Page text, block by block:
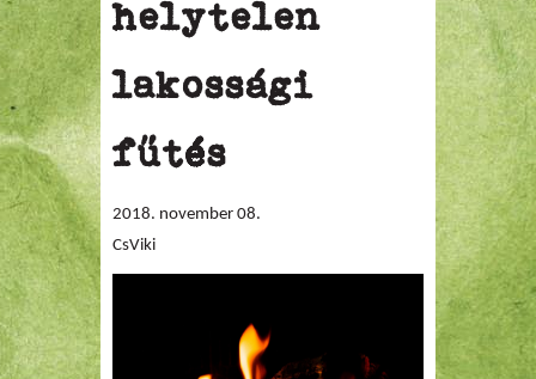
helytelen
lakossági
fűtés
2018. november 08.
CsViki